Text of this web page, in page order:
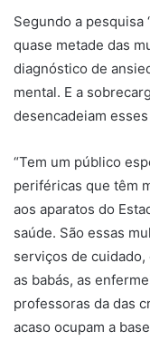
Segundo a pesquisa
quase metade das
diagnóstico de
mental. E a
desencadeiam
“Tem um público
periféricas que têm
aos aparatos do
saúde. São essas
serviços de cuidado,
as babás, as
professoras da das
acaso ocupam a